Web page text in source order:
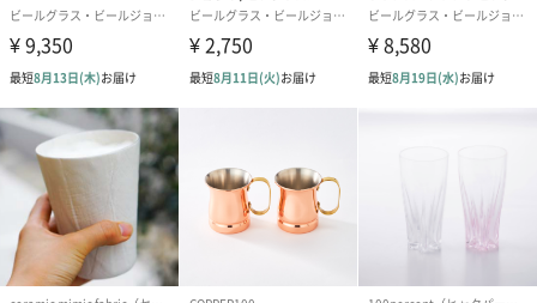
ワインやコーヒーなどの色移りや染み込みを防ぎます。
食洗器対応
【RIVERET】の食器は全て食洗機に対応。
天然素材食器では稀にみる、食器洗い乾燥機耐性テストに合格し
ております。